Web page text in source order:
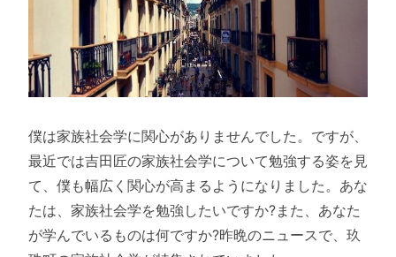
僕は家族社会学に関心がありませんでした。ですが、
最近では吉田匠の家族社会学について勉強する姿を見
て、僕も幅広く関心が高まるようになりました。あな
たは、家族社会学を勉強したいですか?また、あなた
が学んでいるものは何ですか?昨晩のニュースで、玖